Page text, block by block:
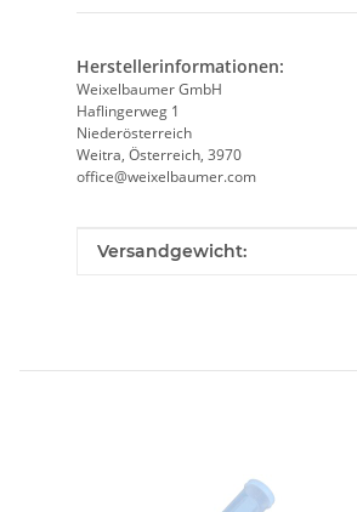
Herstellerinformationen:
Weixelbaumer GmbH
Haflingerweg 1
Niederösterreich
Weitra, Österreich, 3970
office@weixelbaumer.com
Produkteigenschaft
Wert
Versandgewicht: